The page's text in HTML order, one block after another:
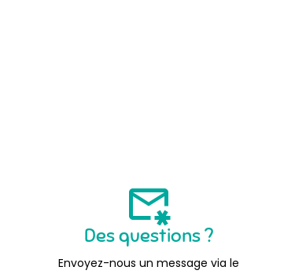
Des questions ?
Envoyez-nous un message via le